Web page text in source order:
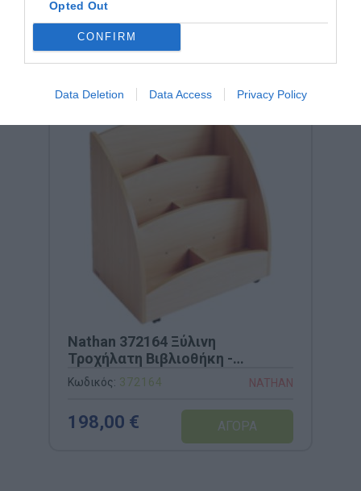
Opted Out
CONFIRM
Data Deletion Data Access Privacy Policy
Nathan 372164 Ξύλινη
Τροχήλατη Βιβλιοθήκη -
60x40x62cm
Κωδικός: 372164 NATHAN
198,00 €